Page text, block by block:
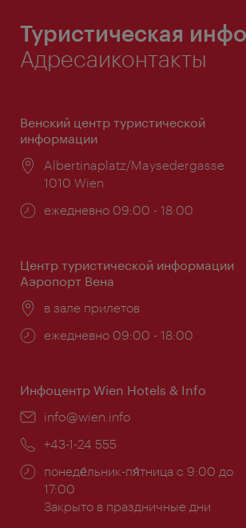
Туристическая
Адресаиконтакты
Венский центр туристической
информации
Расположение:
Albertinaplatz/Maysedergasse
1010 Wien
Часы
ежедневно 09:00 - 18:00
Центр туристической информации
Аэропорт Вена
Расположение:
в зале прилетов
Часы
ежедневно 09:00 - 18:00
Инфоцентр Wien Hotels & Info
Эл.
info@wien.info
Телефон:
+43-1-24 555
Часы
работы:
понеде́льник-пя́тница с 9:00 до
17:00
Закрыто в праздничные дни